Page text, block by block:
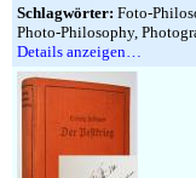
Schlagwörter: Foto-
Photo-Philosophy,
Details anzeigen…